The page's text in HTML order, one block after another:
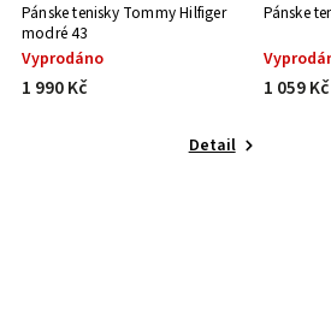
Pánske tenisky Tommy Hilfiger
modré 43
Vyprodáno
1 990 Kč
Detail
Pánske
1 059 Kč